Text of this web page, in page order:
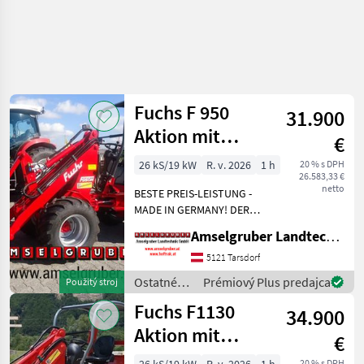
Použitý stroj
Fuchs F 950
Aktion mit
Österreichpaket
31.900
€
20 % s DPH
26.583,33 €
netto
26 kS/19 kW R. v. 2026
1 h
BESTE PREIS-LEISTUNG -
MADE IN GERMANY! DER
Österreichpaket jetzt zum
AKTIONSPREIS!: -290cm
Hubhöhe -42 lt/min
Hydraulikleistung (Über
Amselgruber Landtechnik GmbH
5121 Tarsdorf
Ostatné
poľnohospodárske
silové
stroje /
Fuchs
Prémiový Plus predajca
Fuchs F1130
Aktion mit
Österreichpaket
34.900
€